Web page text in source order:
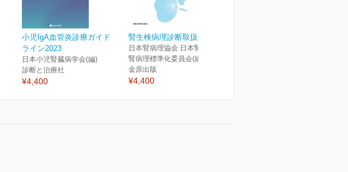
小児IgA血管炎診療ガイド
ライン2023
日本小児腎臓病学会(編)
診断と治療社
¥4,400
腎生検病理診断取扱い規約
日本腎病理協会 日本腎臓学会
腎病理標準化委員会(編)
金原出版
¥4,400